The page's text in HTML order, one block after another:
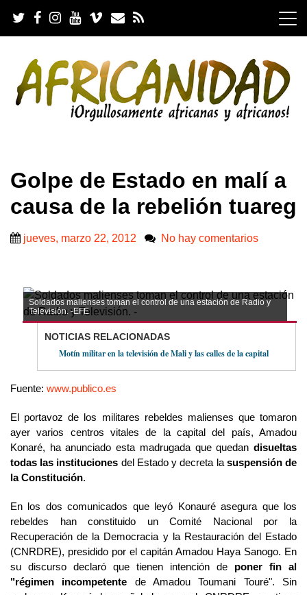
i
Golpe de Estado en malí a
causa de la rebelión tuareg
jueves, marzo 22, 2012 No hay comentarios
Soldados malienses toman el control de una estación de Radio y
Televisión. -EFE
NOTICIAS RELACIONADAS
Motín militar en la televisión de Mali y las calles de la capital
Fuente: www.publico.es
El portavoz de los militares rebeldes malienses que tomaron
ayer varios centros vitales de la capital del país, Amadou
Konaré, ha anunciado esta madrugada que quedan disueltas
todas las instituciones del Estado y decreta lasuspensión de
la Constitución.
En los dos comunicados que leyó Konauré asegura que los
rebeldes han constituido un Comité Nacional por la
Recuperación de la Democracia y la Restauración del Estado
(CNRDRE), presidido por el capitán Amadou Haya Sanogo. En
su discurso declaró que tienen intención de poner fin al
"régimen incompetente de Amadou Toumani Touré". Sin